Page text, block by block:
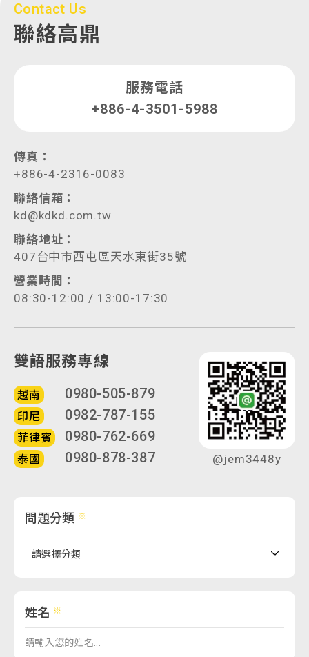
Contact Us
聯絡高鼎
服務電話
+886-4-3501-5988
傳真：
+886-4-2316-0083
聯絡信箱：
kd@kdkd.com.tw
聯絡地址：
407台中市西屯區天水東街35號
營業時間：
08:30-12:00 / 13:00-17:30
雙語服務專線
越南 0980-505-879
印尼 0982-787-155
菲律賓 0980-762-669
泰國 0980-878-387 @jem3448y
問題分類
姓名